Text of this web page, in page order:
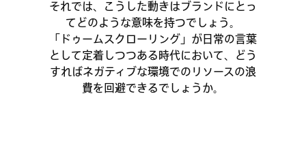
それでは、こうした動きはブランドにとっ
てどのような意味を持つでしょう。
「ドゥームスクローリング」が日常の言葉
として定着しつつある時代において、どう
すればネガティブな環境でのリソースの浪
費を回避できるでしょうか。